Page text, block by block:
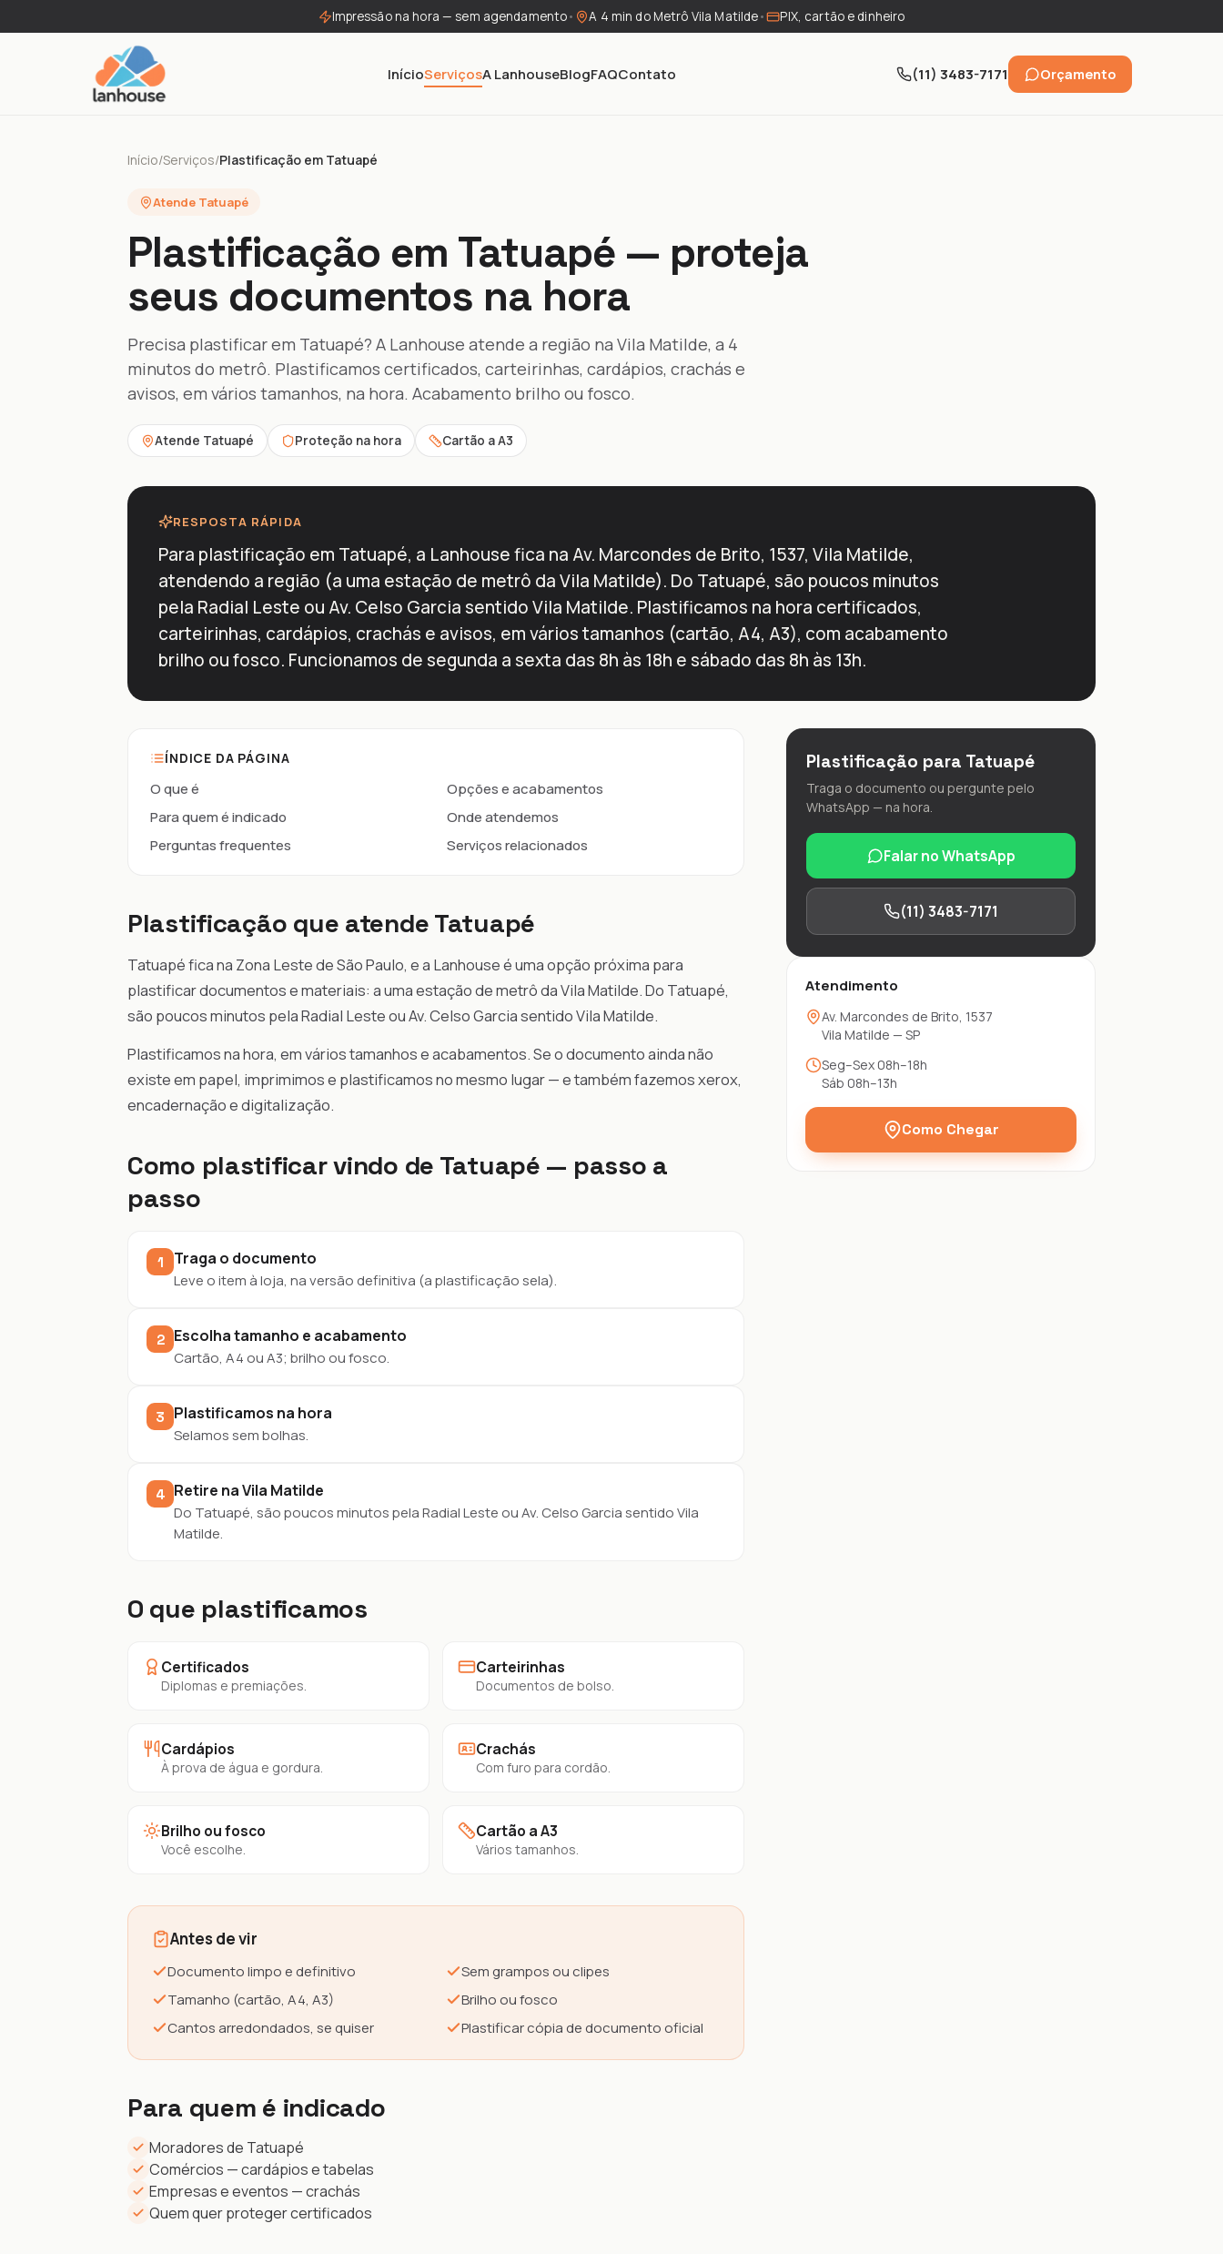
Impressão na hora — sem agendamento• A 4 min do Metrô Vila Matilde• PIX, cartão e dinheiro
InícioServiçosA LanhouseBlogFAQContato (11) 3483-7171 Orçamento
Início/Serviços/Plastificação em Tatuapé
Atende Tatuapé
Plastificação em Tatuapé — proteja
seus documentos na hora
Precisa plastificar em Tatuapé? A Lanhouse atende a região na Vila Matilde, a 4
minutos do metrô. Plastificamos certificados, carteirinhas, cardápios, crachás e
avisos, em vários tamanhos, na hora. Acabamento brilho ou fosco.
Atende Tatuapé Proteção na hora Cartão a A3
RESPOSTA RÁPIDA
Para plastificação em Tatuapé, a Lanhouse fica na Av. Marcondes de Brito, 1537, Vila Matilde,
atendendo a região (a uma estação de metrô da Vila Matilde). Do Tatuapé, são poucos minutos
pela Radial Leste ou Av. Celso Garcia sentido Vila Matilde. Plastificamos na hora certificados,
carteirinhas, cardápios, crachás e avisos, em vários tamanhos (cartão, A4, A3), com acabamento
brilho ou fosco. Funcionamos de segunda a sexta das 8h às 18h e sábado das 8h às 13h.
ÍNDICE DA PÁGINA
O que é
Opções e acabamentos
Para quem é indicado
Onde atendemos
Perguntas frequentes
Serviços relacionados
Plastificação que atende Tatuapé
Tatuapé fica na Zona Leste de São Paulo, e a Lanhouse é uma opção próxima para
plastificar documentos e materiais: a uma estação de metrô da Vila Matilde. Do Tatuapé,
são poucos minutos pela Radial Leste ou Av. Celso Garcia sentido Vila Matilde.
Plastificamos na hora, em vários tamanhos e acabamentos. Se o documento ainda não
existe em papel, imprimimos e plastificamos no mesmo lugar — e também fazemos xerox,
encadernação e digitalização.
Como plastificar vindo de Tatuapé — passo a
passo
1 Traga o documento
Leve o item à loja, na versão definitiva (a plastificação sela).
2 Escolha tamanho e acabamento
Cartão, A4 ou A3; brilho ou fosco.
3 Plastificamos na hora
Selamos sem bolhas.
4 Retire na Vila Matilde
Do Tatuapé, são poucos minutos pela Radial Leste ou Av. Celso Garcia sentido Vila
Matilde.
O que plastificamos
Certificados
Diplomas e premiações.
Carteirinhas
Documentos de bolso.
Cardápios
À prova de água e gordura.
Crachás
Com furo para cordão.
Brilho ou fosco
Você escolhe.
Cartão a A3
Vários tamanhos.
Antes de vir
Documento limpo e definitivo
Sem grampos ou clipes
Tamanho (cartão, A4, A3)
Brilho ou fosco
Cantos arredondados, se quiser
Plastificar cópia de documento oficial
Para quem é indicado
Moradores de Tatuapé
Comércios — cardápios e tabelas
Empresas e eventos — crachás
Quem quer proteger certificados
Plastificação para Tatuapé
Traga o documento ou pergunte pelo
WhatsApp — na hora.
Falar no WhatsApp
(11) 3483-7171
Atendimento
Av. Marcondes de Brito, 1537
Vila Matilde — SP
Seg–Sex 08h–18h
Sáb 08h–13h
Como Chegar